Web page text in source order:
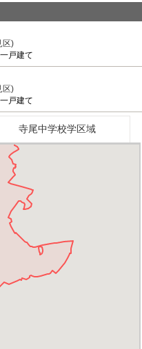
区)
戸建て
区)
戸建て
寺尾中学校学区域